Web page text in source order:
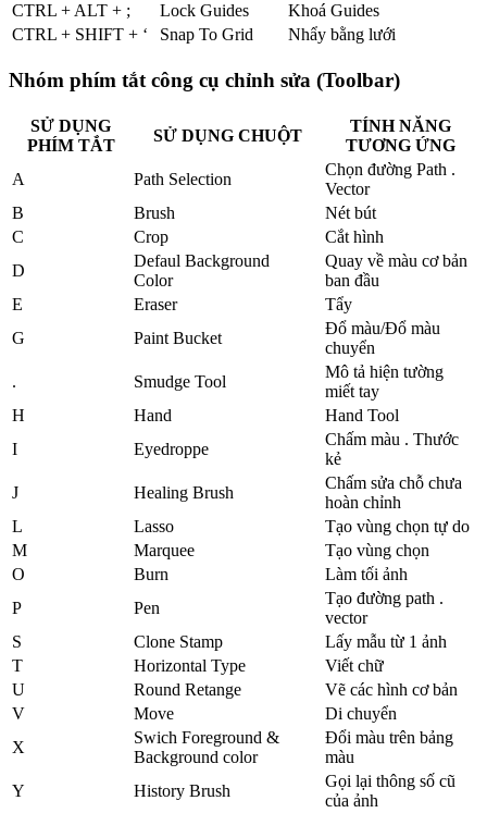
CTRL + ALT + ; Lock Guides
Khoá Guides
CTRL + SHIFT + ‘
Snap To Grid Nhẩy bằng lưới
Nhóm phím tắt công cụ chỉnh sửa (Toolbar)
SỬ DỤNG
PHÍM TẮT
SỬ DỤNG CHUỘT
TÍNH NĂNG
TƯƠNG ỨNG
A
Path Selection
Chọn đường Path .
Vector
B
Brush
Nét bút
C
Crop
Cắt hình
D
Defaul Background
Color
Quay về màu cơ bản
ban đầu
E
Eraser
Tẩy
G
Paint Bucket
Đổ màu/Đổ màu
chuyển
.
Smudge Tool
Mô tả hiện tường
miết tay
H
Hand
Hand Tool
I
Eyedroppe
Chấm màu . Thước
kẻ
J
Healing Brush
Chấm sửa chỗ chưa
hoàn chỉnh
L
Lasso
Tạo vùng chọn tự do
M
Marquee
Tạo vùng chọn
O
Burn
Làm tối ảnh
P
Pen
Tạo đường path .
vector
S
Clone Stamp
Lấy mẫu từ 1 ảnh
T
Horizontal Type
Viết chữ
U
Round Retange
Vẽ các hình cơ bản
V
Move
Di chuyển
X
Swich Foreground &
Background color
Đổi màu trên bảng
màu
Y
History Brush
Gọi lại thông số cũ
của ảnh